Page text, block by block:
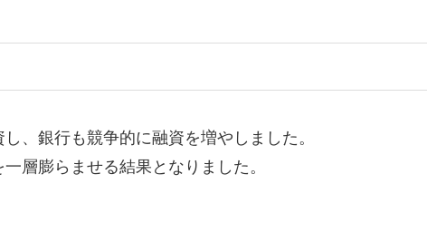
、銀行も競争的に融資を増やしました。
層膨らませる結果となりました。